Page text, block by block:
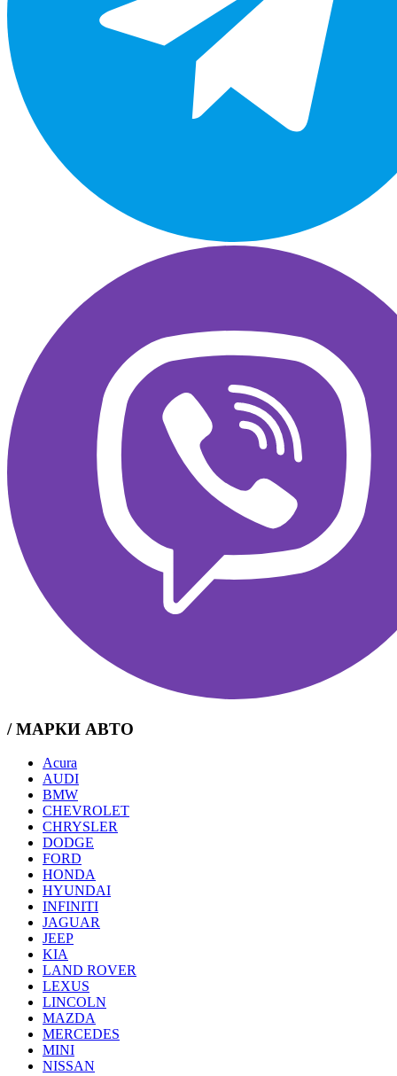
/ МАРКИ АВТО
Acura
AUDI
BMW
CHEVROLET
CHRYSLER
DODGE
FORD
HONDA
HYUNDAI
INFINITI
JAGUAR
JEEP
KIA
LAND ROVER
LEXUS
LINCOLN
MAZDA
MERCEDES
MINI
NISSAN